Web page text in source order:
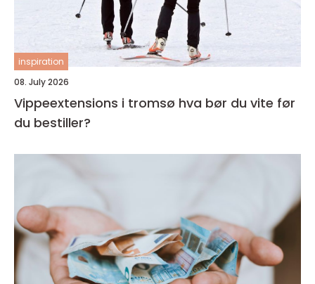
inspiration
08. July 2026
Vippeextensions i tromsø hva bør du vite før
du bestiller?